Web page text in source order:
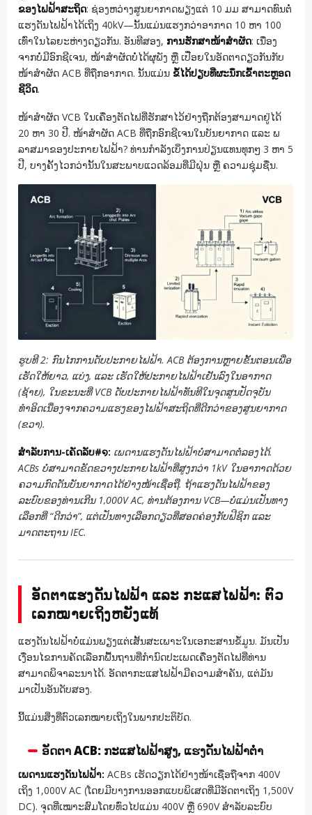
ຂອງໄຟຟ້າສະຖິດ: ຊ່ອງຫວ່າງສູນຍາກາດພຽງແຕ່ 10 ມມ ສາມາດທົນຕໍ່
ແຮງດັນໄຟຟ້າໄດ້ເຖິງ 40kV—ນັ້ນແມ່ນແຮງກວ່າອາກາດ 10 ຫາ 100
ເທົ່າໃນໄລຍະຫ່າງດຽວກັນ. ອັນທີສອງ, ການຮັກສາໜ້າສຳຜັດ: ເນື່ອງ
ຈາກບໍ່ມີອົກຊີເຈນ, ໜ້າສຳຜັດບໍ່ໄດ້ຜຸພັງ ຫຼື ເປື່ອຍໃນອັດຕາດຽວກັນກັບ
ໜ້າສຳຜັດ ACB ທີ່ຖືກອາກາດ. ນັ້ນແມ່ນ ຂໍ້ໄດ້ປຽບທີ່ຜະນຶກເຂົ້າຕະຫຼອດ
ຊີວິດ.
ໜ້າສຳຜັດ VCB ໃນເຄື່ອງຕັດໄຟທີ່ຮັກສາໄວ້ຢ່າງຖືກຕ້ອງສາມາດຢູ່ໄດ້
20 ຫາ 30 ປີ. ໜ້າສຳຜັດ ACB ທີ່ຖືກອົກຊີເຈນໃນບັນຍາກາດ ແລະ ພ
ລາສມາຂອງປະກາຍໄຟຟ້າ? ທ່ານກຳລັງເບິ່ງການປ່ຽນແທນທຸກໆ 3 ຫາ 5
ປີ, ບາງຄັ້ງໄວກວ່ານັ້ນໃນສະພາບແວດລ້ອມທີ່ມີຝຸ່ນ ຫຼື ຄວາມຊຸ່ມຊື່ນ.
ຮູບທີ 2: ກົນໄກການດັບປະກາຍໄຟຟ້າ. ACB ຕ້ອງການຫຼາຍຂັ້ນຕອນເພື່ອ
ເຮັດໃຫ້ຍາວ, ແບ່ງ, ແລະ ເຮັດໃຫ້ປະກາຍໄຟຟ້າເຢັນລົງໃນອາກາດ
(ຊ້າຍ), ໃນຂະນະທີ່ VCB ດັບປະກາຍໄຟຟ້າທັນທີໃນຈຸດສູນປັດຈຸບັນ
ທຳອິດເນື່ອງຈາກຄວາມແຮງຂອງໄຟຟ້າສະຖິດທີ່ດີກວ່າຂອງສູນຍາກາດ
(ຂວາ).
ສໍາລັບການ-ເຄັດລັບ#໑: ເພດານແຮງດັນໄຟຟ້າບໍ່ສາມາດຕໍ່ລອງໄດ້.
ACBs ບໍ່ສາມາດຂັດຂວາງປະກາຍໄຟຟ້າທີ່ສູງກວ່າ 1kV ໃນອາກາດດ້ວຍ
ຄວາມກົດດັນບັນຍາກາດໄດ້ຢ່າງໜ້າເຊື່ອຖື. ຖ້າແຮງດັນໄຟຟ້າຂອງ
ລະບົບຂອງທ່ານເກີນ 1,000V AC, ທ່ານຕ້ອງການ VCB—ບໍ່ແມ່ນເປັນທາງ
ເລືອກທີ່ “ດີກວ່າ”, ແຕ່ເປັນທາງເລືອກດຽວທີ່ສອດຄ່ອງກັບຟີຊິກ ແລະ
ມາດຕະຖານ IEC.
ອັດຕາແຮງດັນໄຟຟ້າ ແລະ ກະແສໄຟຟ້າ: ຕົວ
ເລກໝາຍເຖິງຫຍັງແທ້
ແຮງດັນໄຟຟ້າບໍ່ແມ່ນພຽງແຕ່ເສັ້ນສະເພາະໃນເອກະສານຂໍ້ມູນ. ມັນເປັນ
ເງື່ອນໄຂການຄັດເລືອກພື້ນຖານທີ່ກຳນົດປະເພດເຄື່ອງຕັດໄຟທີ່ທ່ານ
ສາມາດພິຈາລະນາໄດ້. ອັດຕາກະແສໄຟຟ້າມີຄວາມສຳຄັນ, ແຕ່ມັນ
ມາເປັນອັນດັບສອງ.
ນີ້ແມ່ນສິ່ງທີ່ຕົວເລກໝາຍເຖິງໃນພາກປະຕິບັດ.
ອັດຕາ ACB: ກະແສໄຟຟ້າສູງ, ແຮງດັນໄຟຟ້າຕໍ່າ
ເພດານແຮງດັນໄຟຟ້າ: ACBs ເຮັດວຽກໄດ້ຢ່າງໜ້າເຊື່ອຖືຈາກ 400V
ເຖິງ 1,000V AC (ໂດຍມີບາງການອອກແບບພິເສດທີ່ມີອັດຕາເຖິງ 1,500V
DC). ຈຸດທີ່ເໝາະສົມໂດຍທົ່ວໄປແມ່ນ 400V ຫຼື 690V ສຳລັບລະບົບ